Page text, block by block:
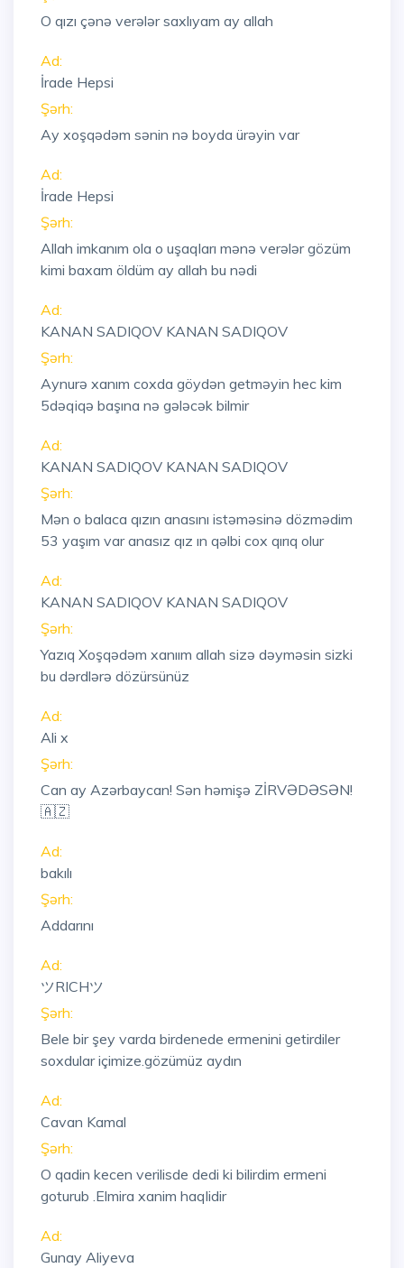
O qızı çənə verələr saxlıyam ay allah
Ad:
İrade Hepsi
Şərh:
Ay xoşqədəm sənin nə boyda ürəyin var
Ad:
İrade Hepsi
Şərh:
Allah imkanım ola o uşaqları mənə verələr gözüm
kimi baxam öldüm ay allah bu nədi
Ad:
KANAN SADIQOV KANAN SADIQOV
Şərh:
Aynurə xanım coxda göydən getməyin hec kim
5dəqiqə başına nə gələcək bilmir
Ad:
KANAN SADIQOV KANAN SADIQOV
Şərh:
Mən o balaca qızın anasını istəməsinə dözmədim
53 yaşım var anasız qız ın qəlbi cox qırıq olur
Ad:
KANAN SADIQOV KANAN SADIQOV
Şərh:
Yazıq Xoşqədəm xanıım allah sizə dəyməsin sizki
bu dərdlərə dözürsünüz
Ad:
Ali x
Şərh:
Can ay Azərbaycan! Sən həmişə ZİRVƏDƏSƏN!
🇦🇿
Ad:
bakılı
Şərh:
Addarını
Ad:
ツRICHツ
Şərh:
Bele bir şey varda birdenede ermenini getirdiler
soxdular içimize.gözümüz aydın
Ad:
Cavan Kamal
Şərh:
O qadin kecen verilisde dedi ki bilirdim ermeni
goturub .Elmira xanim haqlidir
Ad:
Gunay Aliyeva